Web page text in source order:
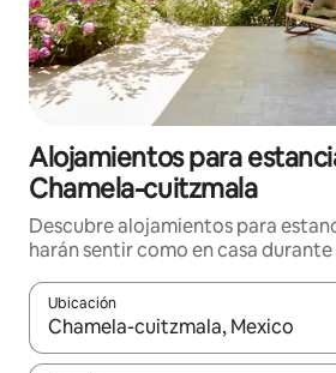
Alojamientos para
Chamela-cuitzmala
Descubre alojamientos para
harán sentir como en casa durante
Ubicación
Cuando los resultados estén